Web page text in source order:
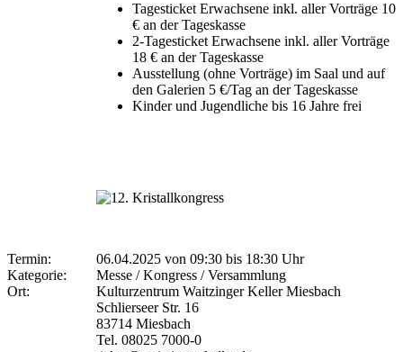
Tagesticket Erwachsene inkl. aller Vorträge 10
€ an der Tageskasse
2-Tagesticket Erwachsene inkl. aller Vorträge
18 € an der Tageskasse
Ausstellung (ohne Vorträge) im Saal und auf
den Galerien 5 €/Tag an der Tageskasse
Kinder und Jugendliche bis 16 Jahre frei
Termin: 06.04.2025 von 09:30 bis 18:30 Uhr
Kategorie:
Messe / Kongress / Versammlung
Ort:
Kulturzentrum Waitzinger Keller Miesbach
Schlierseer Str. 16
83714 Miesbach
Tel. 08025 7000-0